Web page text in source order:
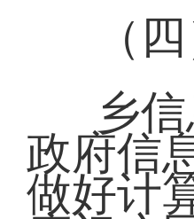
（
乡
政府信
做好计